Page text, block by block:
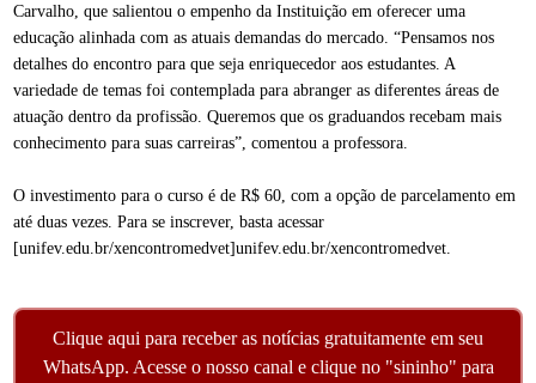
Carvalho, que salientou o empenho da Instituição em oferecer uma
educação alinhada com as atuais demandas do mercado. “Pensamos nos
detalhes do encontro para que seja enriquecedor aos estudantes. A
variedade de temas foi contemplada para abranger as diferentes áreas de
atuação dentro da profissão. Queremos que os graduandos recebam mais
conhecimento para suas carreiras”, comentou a professora.
O investimento para o curso é de R$ 60, com a opção de parcelamento em
até duas vezes. Para se inscrever, basta acessar
[unifev.edu.br/xencontromedvet]unifev.edu.br/xencontromedvet.
Clique aqui para receber as notícias gratuitamente em seu
WhatsApp. Acesse o nosso canal e clique no "sininho" para